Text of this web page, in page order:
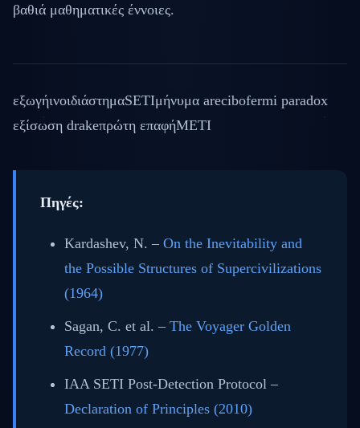
βαθιά μαθηματικές έννοιες.
εξωγήινοιδιάστημαSETIμήνυμα arecibofermi paradox
εξίσωση drakeπρώτη επαφήMETI
Πηγές:
Kardashev, N. – On the Inevitability and
the Possible Structures of Supercivilizations
(1964)
Sagan, C. et al. – The Voyager Golden
Record (1977)
IAA SETI Post-Detection Protocol –
Declaration of Principles (2010)